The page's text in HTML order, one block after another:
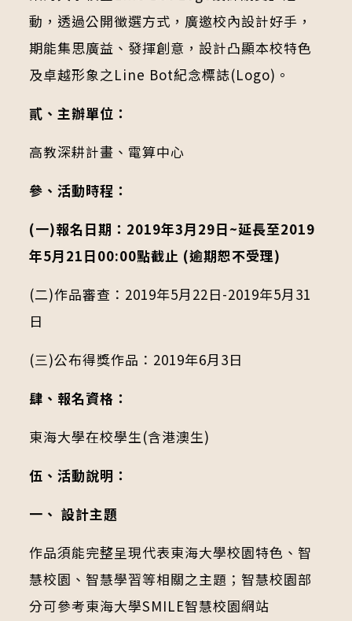
動，透過公開徵選方式，廣邀校內設計好手，
期能集思廣益、發揮創意，設計凸顯本校特色
及卓越形象之Line Bot紀念標誌(Logo)。
貳、主辦單位：
高教深耕計畫、電算中心
參、活動時程：
(一)報名日期：2019年3月29日~延長至2019
年5月21日00:00點截止 (逾期恕不受理)
(二)作品審查：2019年5月22日-2019年5月31
日
(三)公布得獎作品：2019年6月3日
肆、報名資格：
東海大學在校學生(含港澳生)
伍、活動說明：
一、 設計主題
作品須能完整呈現代表東海大學校園特色、智
慧校園、智慧學習等相關之主題；智慧校園部
分可參考東海大學SMILE智慧校園網站